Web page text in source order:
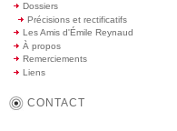
Dossiers
Précisions et rectificatifs
Les Amis d'Émile Reynaud
À propos
Remerciements
Liens
CONTACT